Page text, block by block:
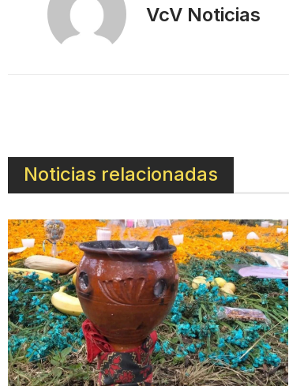
VcV Noticias
Noticias relacionadas